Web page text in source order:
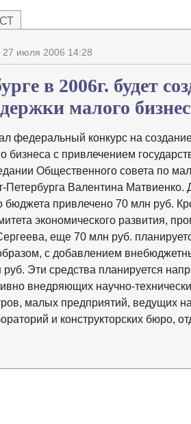
27 июля 2006 14:28
в 2006г. будет
малого
федеральный конкурс на
бизнеса с привлечением
Общественного совета по
Петербурга Валентина
бюджета привлечено 70 млн руб.
экономического развития,
еще 70 млн руб.
с добавлением
руб. Эти средства планируется
внедряющих научно-
малых предприятий, ведущих
и конструкторских бюро,